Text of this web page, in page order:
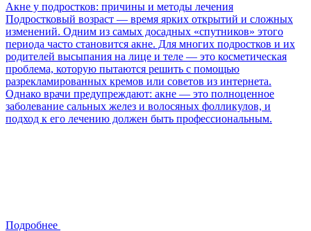
Акне у подростков: причины и методы лечения
Подростковый возраст — время ярких открытий и сложных
изменений. Одним из самых досадных «спутников» этого
периода часто становится акне. Для многих подростков и их
родителей высыпания на лице и теле — это косметическая
проблема, которую пытаются решить с помощью
разрекламированных кремов или советов из интернета.
Однако врачи предупреждают: акне — это полноценное
заболевание сальных желез и волосяных фолликулов, и
подход к его лечению должен быть профессиональным.
Подробнее